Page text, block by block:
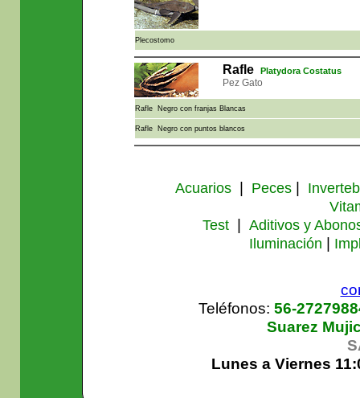
Plecostomo
Rafle Platydora Costatus
Pez Gato
Rafle Negro con franjas Blancas
Rafle Negro con puntos blancos
Acuarios| Peces|
Test| Aditivos y
Iluminación |
Teléfonos: 56-
Suarez
Lunes a Viernes